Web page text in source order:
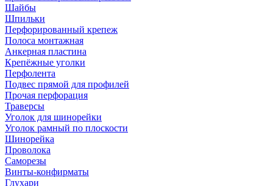
Шайбы
Шпильки
Перфорированный крепеж
Полоса монтажная
Анкерная пластина
Крепёжные уголки
Перфолента
Подвес прямой для профилей
Прочая перфорация
Траверсы
Уголок для шинорейки
Уголок рамный по плоскости
Шинорейка
Проволока
Саморезы
Винты-конфирматы
Глухари